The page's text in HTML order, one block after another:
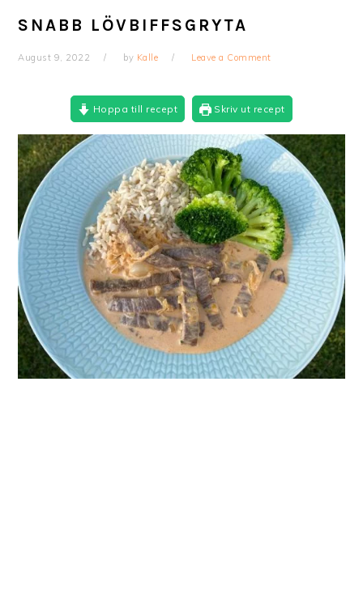
SNABB LÖVBIFFSGRYTA
August 9, 2022 by Kalle Leave a Comment
Hoppa till recept Skriv ut recept